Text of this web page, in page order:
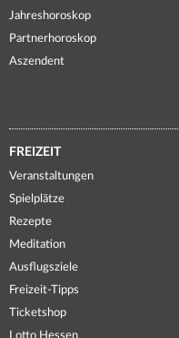
Jahreshoroskop
Partnerhoroskop
Aszendent
FREIZEIT
Veranstaltungen
Spielplätze
Rezepte
Meditation
Ausflugsziele
Freizeit-Tipps
Ticketshop
Lotto Hessen